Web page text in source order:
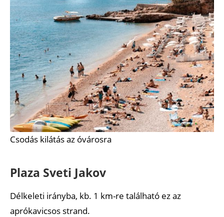
Csodás kilátás az óvárosra
Plaza Sveti Jakov
Délkeleti irányba, kb. 1 km-re található ez az
aprókavicsos strand.